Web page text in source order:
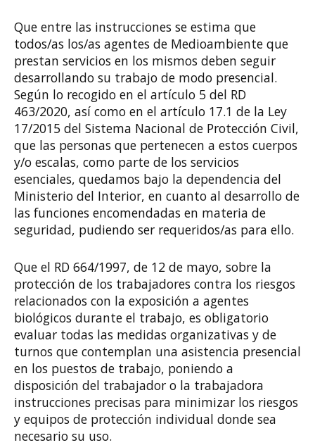
Que entre las instrucciones se estima que
todos/as los/as agentes de Medioambiente que
prestan servicios en los mismos deben seguir
desarrollando su trabajo de modo presencial.
Según lo recogido en el artículo 5 del RD
463/2020, así como en el artículo 17.1 de la Ley
17/2015 del Sistema Nacional de Protección Civil,
que las personas que pertenecen a estos cuerpos
y/o escalas, como parte de los servicios
esenciales, quedamos bajo la dependencia del
Ministerio del Interior, en cuanto al desarrollo de
las funciones encomendadas en materia de
seguridad, pudiendo ser requeridos/as para ello.
Que el RD 664/1997, de 12 de mayo, sobre la
protección de los trabajadores contra los riesgos
relacionados con la exposición a agentes
biológicos durante el trabajo, es obligatorio
evaluar todas las medidas organizativas y de
turnos que contemplan una asistencia presencial
en los puestos de trabajo, poniendo a
disposición del trabajador o la trabajadora
instrucciones precisas para minimizar los riesgos
y equipos de protección individual donde sea
necesario su uso.